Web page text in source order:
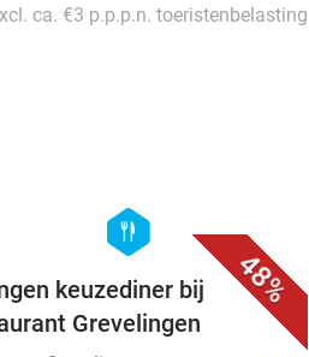
ca. €3 p.p.p.n. toeristenbelasting
48%
hexagon
food
keuzediner bij
Grevelingen